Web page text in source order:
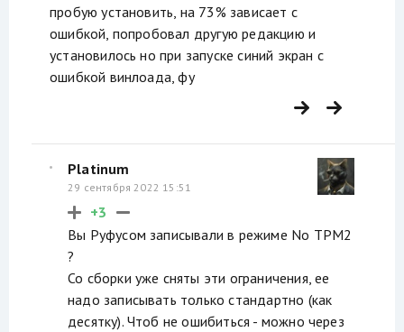
пробую установить, на 73% зависает с
ошибкой, попробовал другую редакцию и
установилось но при запуске синий экран с
ошибкой винлоада, фу
Platinum
29 сентября 2022 15:51
+3
Вы Руфусом записывали в режиме No TPM2
?
Со сборки уже сняты эти ограничения, ее
надо записывать только стандартно (как
десятку). Чтоб не ошибиться - можно через